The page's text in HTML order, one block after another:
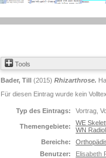
Tools
Bader, Till (2015) Rhizarthrose.
Für diesen Eintrag wurde kein
Typ des Eintrags: Vortrag,
Themengebiete:
WE
WN
Bereiche:
Benutzer:
Elisabeth